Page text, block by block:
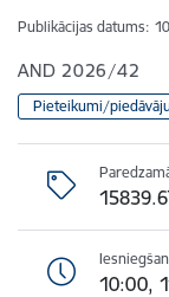
Publikācijas datums:
AND 2026/42
Pieteikumi/
10:00,